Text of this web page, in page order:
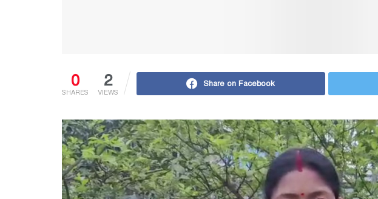
0
SHARES
2
VIEWS
Share on Facebook